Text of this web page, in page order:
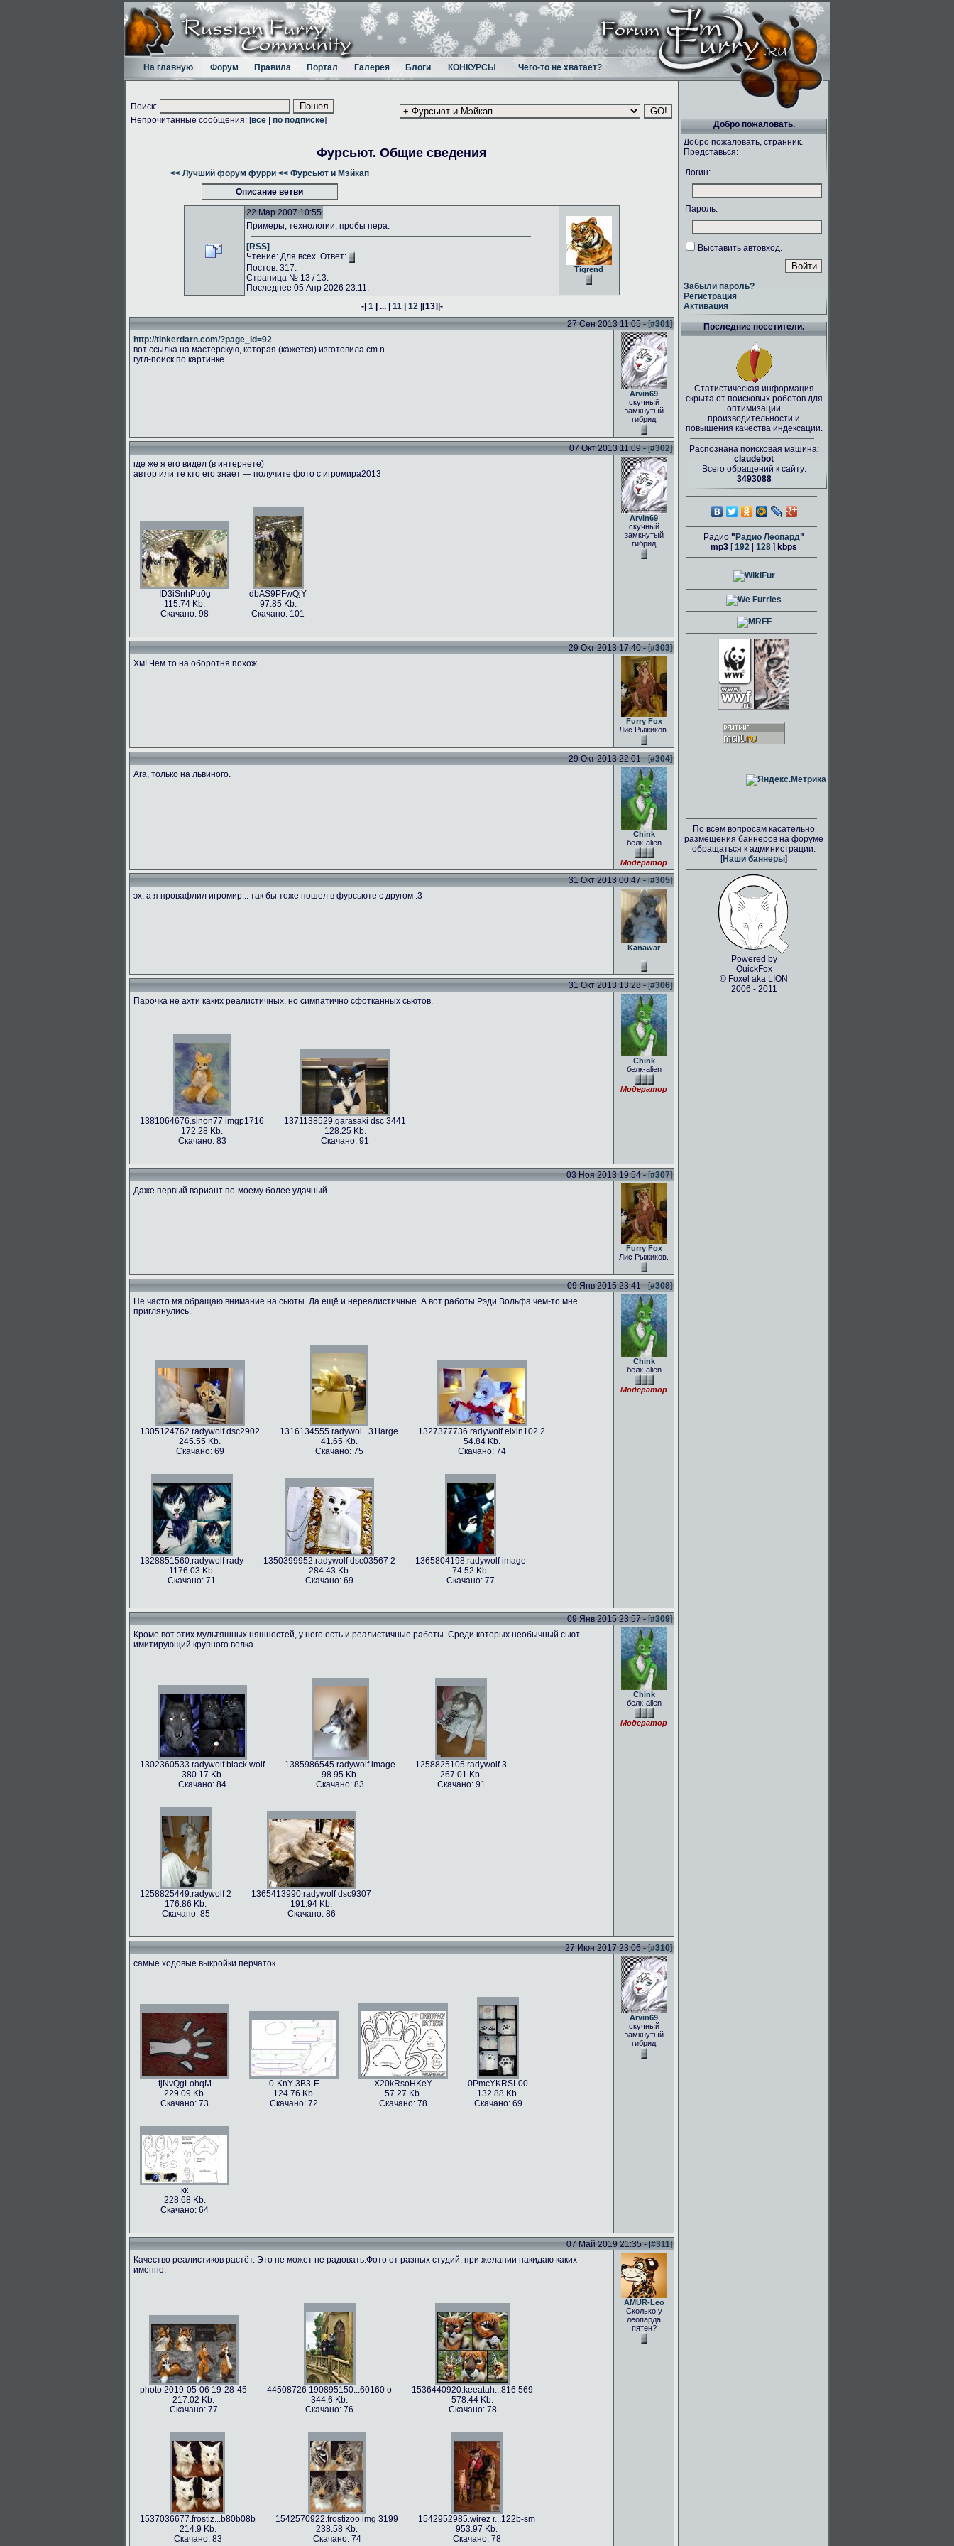
На главную Форум Правила Портал Галерея Блоги КОНКУРСЫ Чего-то не хватает?
Поиск:
Непрочитанные сообщения: [все по подписке]
Фурсьют. Общие сведения
<< Лучший форум фурри << Фурсьют и Мэйкап
Описание ветви
22 Мар 2007 10:55
Tigrend
Примеры, технологии, пробы пера.
[RSS]
Чтение: Для всех. Ответ:
.
Постов: 317.
Страница № 13 / 13.
Последнее 05 Апр 2026 23:11.
-| 1| ... | 11| 12|[13]|-
27 Сен 2013 11:05 - [#301]
http://tinkerdarn.com/?page_id=92
вот ссылка на мастерскую, которая (кажется) изготовила cm.n
гугл-поиск по картинке
Arvin69
скучный
замкнутый
гибрид
07 Окт 2013 11:09 - [#302]
где же я его видел (в интернете)
автор или те кто его знает — получите фото с игромира2013
ID3iSnhPu0g
115.74 Kb.
Скачано: 98
dbAS9PFwQjY
97.85 Kb.
Скачано: 101
Arvin69
скучный
замкнутый
гибрид
29 Окт 2013 17:40 - [#303]
Хм! Чем то на оборотня похож.
Furry Fox
Лис Рыжиков.
29 Окт 2013 22:01 - [#304]
Ага, только на львиного.
Chink
белк-alien
Модератор
31 Окт 2013 00:47 - [#305]
эх, а я провафлил игромир... так бы тоже пошел в фурсьюте с другом :3
Kanawar
31 Окт 2013 13:28 - [#306]
Парочка не ахти каких реалистичных, но симпатично сфотканных сьютов.
1381064676.sinon77 imgp1716
172.28 Kb.
Скачано: 83
1371138529.garasaki dsc 3441
128.25 Kb.
Скачано: 91
Chink
белк-alien
Модератор
03 Ноя 2013 19:54 - [#307]
Даже первый вариант по-моему более удачный.
Furry Fox
Лис Рыжиков.
09 Янв 2015 23:41 - [#308]
Не часто мя обращаю внимание на сьюты. Да ещё и нереалистичные. А вот работы Рэди Вольфа чем-то мне
приглянулись.
1305124762.radywolf dsc2902
245.55 Kb.
Скачано: 69
1316134555.radywol...31large
41.65 Kb.
Скачано: 75
1327377736.radywolf eixin102 2
54.84 Kb.
Скачано: 74
1328851560.radywolf rady
1176.03 Kb.
Скачано: 71
1350399952.radywolf dsc03567 2
284.43 Kb.
Скачано: 69
1365804198.radywolf image
74.52 Kb.
Скачано: 77
60.91 Kb.
Скачано: 79
1375506317.radywolf ao
492.86 Kb.
Скачано: 62
1389817170.radywolf image
351.3 Kb.
Скачано: 71
1393372244.radywolf eixin-20
3836.44 Kb.
Скачано: 70
1394357978.radywolf image
82.75 Kb.
Скачано: 70
Chink
белк-alien
Модератор
09 Янв 2015 23:57 - [#309]
Кроме вот этих мультяшных няшностей, у него есть и реалистичные работы. Среди которых необычный сьют
имитирующий крупного волка.
1302360533.radywolf black wolf
380.17 Kb.
Скачано: 84
1385986545.radywolf image
98.95 Kb.
Скачано: 83
1258825105.radywolf 3
267.01 Kb.
Скачано: 91
1258825449.radywolf 2
176.86 Kb.
Скачано: 85
1365413990.radywolf dsc9307
191.94 Kb.
Скачано: 86
Chink
белк-alien
Модератор
27 Июн 2017 23:06 - [#310]
самые ходовые выкройки перчаток
tjNvQgLohqM
229.09 Kb.
Скачано: 73
0-KnY-3B3-E
124.76 Kb.
Скачано: 72
X20kRsoHKeY
57.27 Kb.
Скачано: 78
0PmcYKRSL00
132.88 Kb.
Скачано: 69
кк
228.68 Kb.
Скачано: 64
Arvin69
скучный
замкнутый
гибрид
07 Май 2019 21:35 - [#311]
Качество реалистиков растёт. Это не может не радовать.Фото от разных студий, при желании накидаю каких
именно.
photo 2019-05-06 19-28-45
217.02 Kb.
Скачано: 77
44508726 190895150...60160 o
344.6 Kb.
Скачано: 76
1536440920.keeatah...816 569
578.44 Kb.
Скачано: 78
1537036677.frostiz...b80b08b
214.9 Kb.
Скачано: 83
1542570922.frostizoo img 3199
238.58 Kb.
Скачано: 74
1542952985.wirez r...122b-sm
953.97 Kb.
Скачано: 78
AMUR-Leo
Сколько у
леопарда
пятен?
Добро пожаловать.
Добро пожаловать, странник.
Представься:
Логин:
Пароль:
Выставить автовход.
Забыли пароль?
Регистрация
Активация
Последние посетители.
Статистическая информация
скрыта от поисковых роботов для
оптимизации
производительности и
повышения качества индексации.
Распознана поисковая машина:
claudebot
Всего обращений к сайту:
3493088
Радио " Радио Леопард"
mp3 [192 128 ] kbps
По всем вопросам касательно
размещения баннеров на форуме
обращаться к администрации.
[Наши баннеры]
Powered by
QuickFox
© Foxel aka LION
2006 - 2011